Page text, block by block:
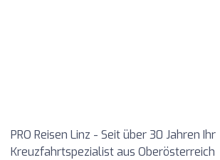
PRO Reisen Linz - Seit über 30 Jahren Ihr
Kreuzfahrtspezialist aus Oberösterreich